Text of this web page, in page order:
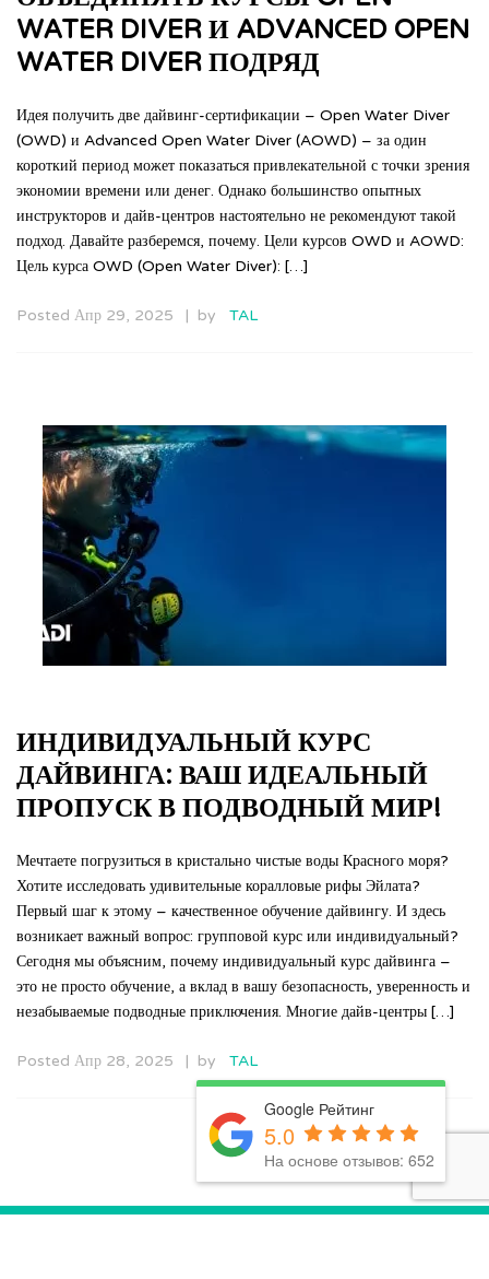
WATER DIVER И ADVANCED OPEN
WATER DIVER ПОДРЯД
Идея получить две дайвинг-сертификации – Open Water Diver
(OWD) и Advanced Open Water Diver (AOWD) – за один
короткий период может показаться привлекательной с точки зрения
экономии времени или денег. Однако большинство опытных
инструкторов и дайв-центров настоятельно не рекомендуют такой
подход. Давайте разберемся, почему. Цели курсов OWD и AOWD:
Цель курса OWD (Open Water Diver): […]
Posted Апр 29, 2025 by TAL
ИНДИВИДУАЛЬНЫЙ КУРС
ДАЙВИНГА: ВАШ ИДЕАЛЬНЫЙ
ПРОПУСК В ПОДВОДНЫЙ МИР!
Мечтаете погрузиться в кристально чистые воды Красного моря?
Хотите исследовать удивительные коралловые рифы Эйлата?
Первый шаг к этому – качественное обучение дайвингу. И здесь
возникает важный вопрос: групповой курс или индивидуальный?
Сегодня мы объясним, почему индивидуальный курс дайвинга –
это не просто обучение, а вклад в вашу безопасность, уверенность и
незабываемые подводные приключения. Многие дайв-центры […]
Posted Апр 28, 2025 by TAL
Google Рейтинг
5.0
На основе отзывов: 652